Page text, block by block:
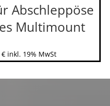
Abschleppöse
Multimount
€ inkl. 19% MwSt